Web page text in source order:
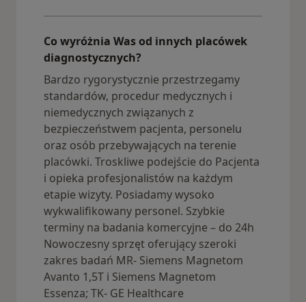
Co wyróżnia Was od innych placówek
diagnostycznych?
Bardzo rygorystycznie przestrzegamy
standardów, procedur medycznych i
niemedycznych związanych z
bezpieczeństwem pacjenta, personelu
oraz osób przebywających na terenie
placówki. Troskliwe podejście do Pacjenta
i opieka profesjonalistów na każdym
etapie wizyty. Posiadamy wysoko
wykwalifikowany personel. Szybkie
terminy na badania komercyjne – do 24h
Nowoczesny sprzęt oferujący szeroki
zakres badań MR- Siemens Magnetom
Avanto 1,5T i Siemens Magnetom
Essenza; TK- GE Healthcare